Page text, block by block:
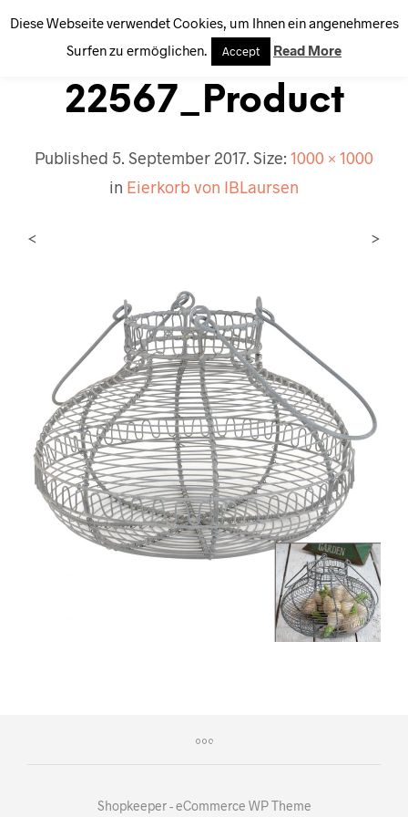
0
22567_Product
Published 5. September 2017. Size: 1000 × 1000
in Eierkorb von IBLaursen
< >
Shopkeeper - eCommerce WP Theme
Diese Webseite verwendet Cookies, um Ihnen ein angenehmeres
Surfen zu ermöglichen.
Accept Read More